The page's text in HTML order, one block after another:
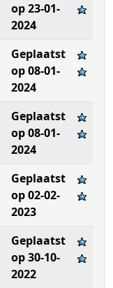
op 23-01-
2024
Geplaatst
op 08-01-
2024
Geplaatst
op 08-01-
2024
Geplaatst
op 02-02-
2023
Geplaatst
op 30-10-
2022